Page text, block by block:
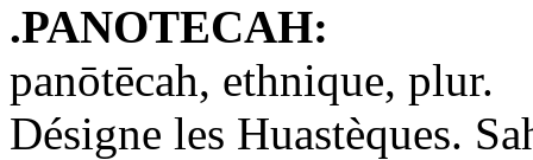
.PANOTECAH:
panōtēcah, ethnique, plur.
Désigne les Huastèques.